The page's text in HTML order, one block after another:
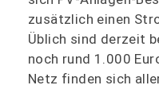
zusätzlich einen
Üblich sind derzeit
noch rund 1.000
Netz finden sich